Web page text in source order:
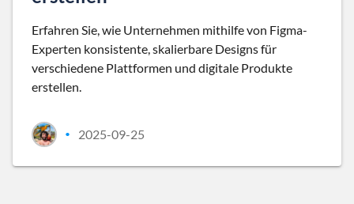
Erfahren Sie, wie Unternehmen mithilfe von Figma-
Experten konsistente, skalierbare Designs für
verschiedene Plattformen und digitale Produkte
erstellen.
• 2025-09-25